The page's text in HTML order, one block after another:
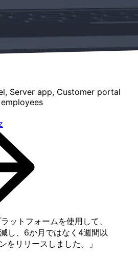
Server app, Customer portal
ットフォームを使用して、
し、6か月ではなく4週間以
をリリースしました。